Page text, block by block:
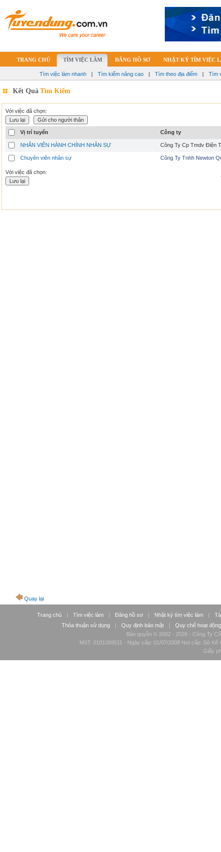
TRANG CHỦ TÌM VIỆC LÀM ĐĂNG HỒ SƠ NHẬT KÝ TÌM VIỆC
Tìm việc làm nhanh | Tìm kiếm nâng cao | Tìm theo địa điểm | Tìm
Kết Quả Tìm Kiếm
Với việc đã chọn:
Vị trí tuyển Công ty
NHÂN VIÊN HÀNH CHÍNH NHÂN SỰ Công Ty Cp Tmdv Điện
Chuyên viên nhân sự Công Ty Tnhh Newton
Với việc đã chọn:
Quay lại
Trang chủ | Tìm việc làm | Đăng hồ sơ | Nhật ký tìm việc làm |
Thỏa thuận sử dụng
| Quy định bảo mật |
Quy chế hoạt động
Bản quyền © 2002 - 2026 - Công Ty
MST: 0101269511 - Ngày cấp: 01/07/2008 Nơi cấp: Sở
Giấy